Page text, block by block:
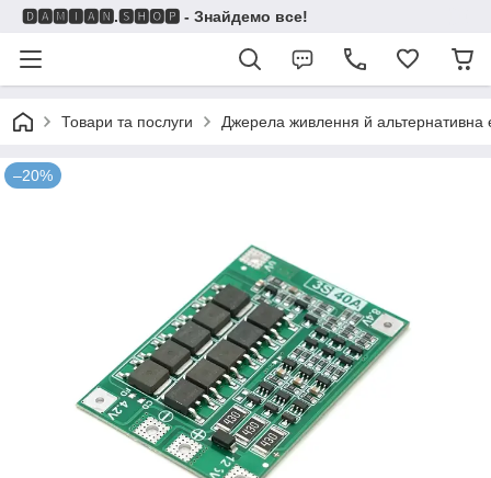
🅳🅰🅼🅸🅰🅽.🆂🅷🅾🅿 - Знайдемо все!
Товари та послуги Джерела живлення й альтернативна
–20%